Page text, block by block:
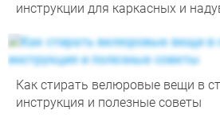
инструкции для каркасных и
Как стирать велюровые вещи в
инструкция и полезные советы